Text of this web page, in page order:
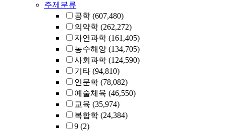
주제분류
공학 (607,480)
의약학 (262,272)
자연과학 (161,405)
농수해양 (134,705)
사회과학 (124,590)
기타 (94,810)
인문학 (78,082)
예술체육 (46,550)
교육 (35,974)
복합학 (24,384)
9 (2)